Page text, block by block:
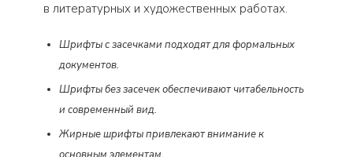
в литературных и художественных работах.
Шрифты с засечками подходят для формальных
документов.
Шрифты без засечек обеспечивают читабельность
и современный вид.
Жирные шрифты привлекают внимание к